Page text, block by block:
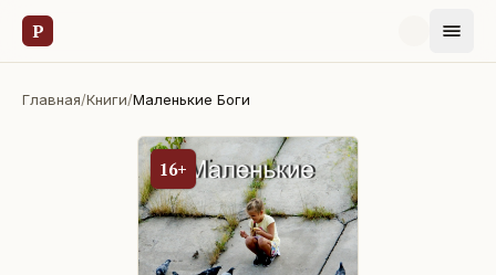
Р
Главная/Книги/Маленькие Боги
16+